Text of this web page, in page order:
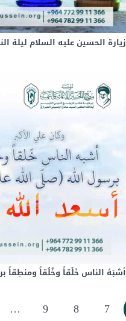
زيارة الحسين عليه السلام ليلة
أشبَهُ الناس خَلْقاً وخُلُقاً ومنطِقاً
7
8
9
…